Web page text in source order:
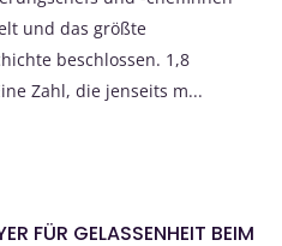
und das größte
beschlossen. 1,8
Zahl, die jenseits m...
FÜR GELASSENHEIT BEIM